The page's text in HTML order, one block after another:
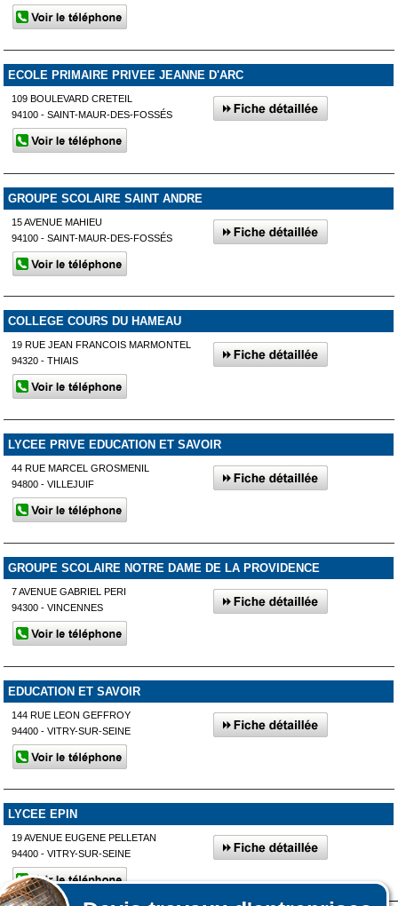
ECOLE PRIMAIRE PRIVEE JEANNE D'ARC
109 BOULEVARD CRETEIL
94100 - SAINT-MAUR-DES-FOSSÉS
GROUPE SCOLAIRE SAINT ANDRE
15 AVENUE MAHIEU
94100 - SAINT-MAUR-DES-FOSSÉS
COLLEGE COURS DU HAMEAU
19 RUE JEAN FRANCOIS MARMONTEL
94320 - THIAIS
LYCEE PRIVE EDUCATION ET SAVOIR
44 RUE MARCEL GROSMENIL
94800 - VILLEJUIF
GROUPE SCOLAIRE NOTRE DAME DE LA PROVIDENCE
7 AVENUE GABRIEL PERI
94300 - VINCENNES
EDUCATION ET SAVOIR
144 RUE LEON GEFFROY
94400 - VITRY-SUR-SEINE
LYCEE EPIN
19 AVENUE EUGENE PELLETAN
94400 - VITRY-SUR-SEINE